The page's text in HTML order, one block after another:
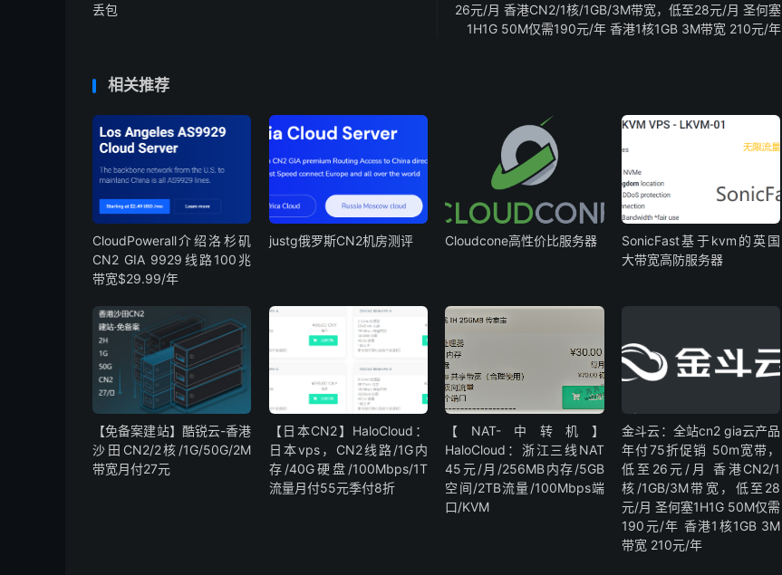
丢包
26元/月 香港CN2/1核/1GB/3M带宽，低至28元/月 圣何塞
1H1G 50M仅需190元/年 香港1核1GB 3M带宽 210元/年
相关推荐
CloudPowerall介绍洛杉矶
CN2 GIA 9929线路100兆
带宽$29.99/年
justg俄罗斯CN2机房测评 Cloudcone高性价比服务器
SonicFast基于kvm的英国
大带宽高防服务器
【免备案建站】酷锐云-香港
沙田CN2/2核/1G/50G/2M
带宽月付27元
【日本CN2】HaloCloud：
日本vps，CN2线路/1G内
存/40G硬盘/100Mbps/1T
流量月付55元季付8折
【NAT-中转机】
HaloCloud：浙江三线NAT
45元/月/256MB内存/5GB
空间/2TB流量/100Mbps端
口/KVM
金斗云：全站cn2 gia云产品
年付75折促销 50m宽带，
低至26元/月 香港CN2/1
核/1GB/3M带宽，低至28
元/月 圣何塞1H1G 50M仅需
190元/年 香港1核1GB 3M
带宽 210元/年